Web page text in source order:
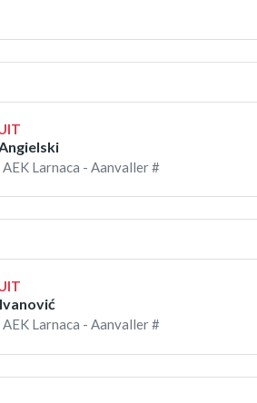
AEK Larnaca - Aanvaller #
AEK Larnaca - Aanvaller #